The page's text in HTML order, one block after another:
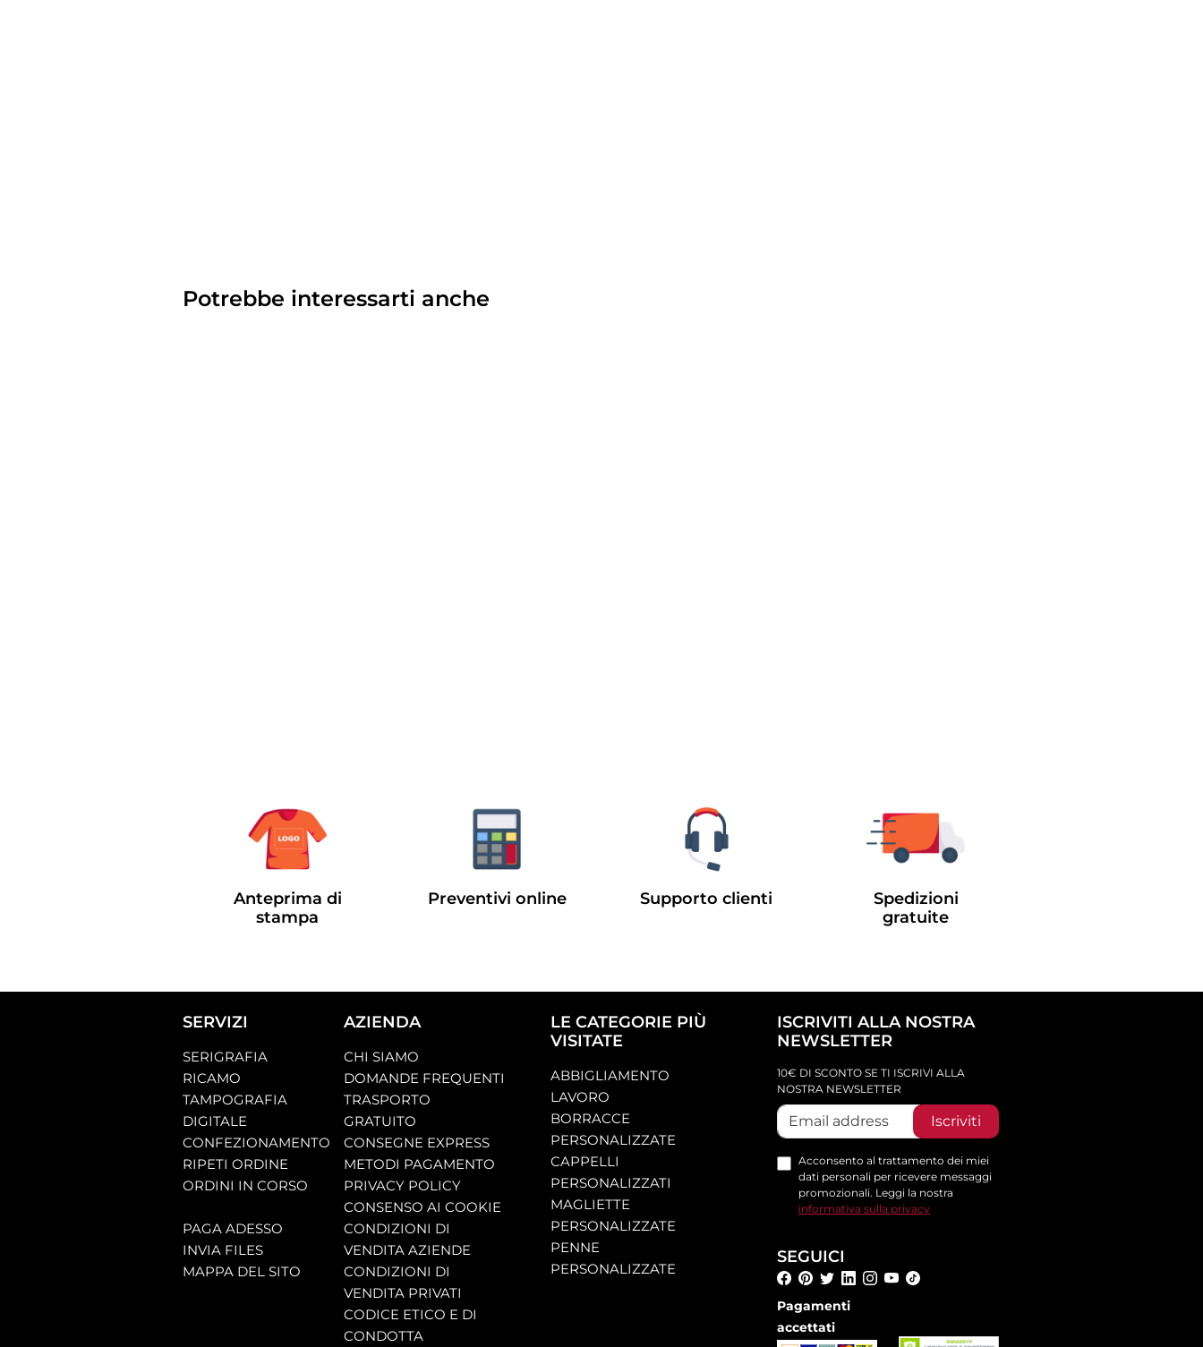
Potrebbe interessarti anche
Anteprima di
stampa
Preventivi online Supporto clienti
Spedizioni
gratuite
SERVIZI
SERIGRAFIA
RICAMO
TAMPOGRAFIA
DIGITALE
CONFEZIONAMENTO
RIPETI ORDINE
ORDINI IN CORSO
PAGA ADESSO
INVIA FILES
MAPPA DEL SITO
AZIENDA
CHI SIAMO
DOMANDE FREQUENTI
TRASPORTO
GRATUITO
CONSEGNE EXPRESS
METODI PAGAMENTO
PRIVACY POLICY
CONSENSO AI COOKIE
CONDIZIONI DI
VENDITA AZIENDE
CONDIZIONI DI
VENDITA PRIVATI
CODICE ETICO E DI
CONDOTTA
LE CATEGORIE PIÙ
VISITATE
ABBIGLIAMENTO
LAVORO
BORRACCE
PERSONALIZZATE
CAPPELLI
PERSONALIZZATI
MAGLIETTE
PERSONALIZZATE
PENNE
PERSONALIZZATE
ISCRIVITI ALLA NOSTRA
NEWSLETTER
10€ DI SCONTO SE TI ISCRIVI ALLA
NOSTRA NEWSLETTER
Iscriviti
Acconsento al trattamento dei miei
dati personali per ricevere messaggi
promozionali. Leggi la nostra
informativa sulla privacy
SEGUICI
Pagamenti
accettati